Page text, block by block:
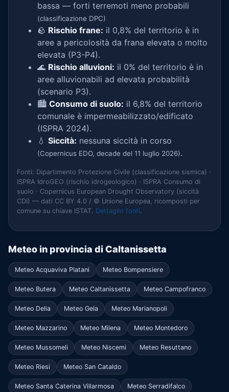
bassa — forti terremoti meno probabili
(classificazione DPC)
🪨 Rischio frane: il 0,8% del territorio è in
aree a pericolosità da frana elevata o molto
elevata (P3-P4).
🌊 Rischio alluvioni: il 0% del territorio è in
aree alluvionabili ad elevata probabilità
(scenario P3).
🏙️ Consumo di suolo: il 6,8% del territorio
comunale è impermeabilizzato/edificato
(ISPRA 2024).
💧 Siccità: nessuna siccità in corso
(Copernicus EDO, decade del 11 luglio 2026).
Fonti: Dipartimento Protezione Civile (classificazione sismica) ·
ISPRA IdroGEO (rischio idrogeologico) · ISPRA Consumo di
suolo · Copernicus European Drought Observatory (siccità
CDI) — dati CC BY 4.0 / © Unione Europea, ricomposti per
comune su chiave ISTAT. Dettaglio fonti.
Meteo in provincia di Caltanissetta
Meteo Acquaviva Platani Meteo Bompensiere
Meteo Butera Meteo Caltanissetta Meteo Campofranco
Meteo Delia Meteo Gela Meteo Marianopoli
Meteo Mazzarino Meteo Milena Meteo Montedoro
Meteo Mussomeli Meteo Niscemi Meteo Resuttano
Meteo Riesi Meteo San Cataldo
Meteo Santa Caterina Villarmosa Meteo Serradifalco